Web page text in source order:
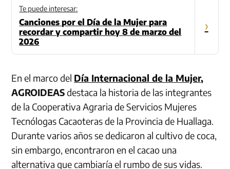
Te puede interesar:
Canciones por el Día de la Mujer para
recordar y compartir hoy 8 de marzo del
2026
›
En el marco del Día Internacional de la Mujer,
AGROIDEASdestaca la historia de las integrantes
de la Cooperativa Agraria de Servicios Mujeres
Tecnólogas Cacaoteras de la Provincia de Huallaga.
Durante varios años se dedicaron al cultivo de coca,
sin embargo, encontraron en el cacao una
alternativa que cambiaría el rumbo de sus vidas.